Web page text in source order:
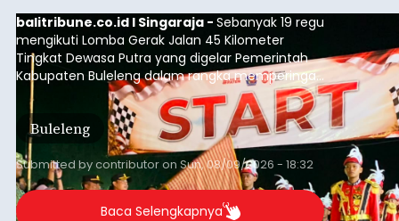
balitribune.co.id I Singaraja - Sebanyak 19 regu
mengikuti Lomba Gerak Jalan 45 Kilometer
Tingkat Dewasa Putra yang digelar Pemerintah
Kabupaten Buleleng dalam rangka memperingati
HUT ke-81 Kemerdekaan Republik Indonesia.
Lomba resmi dimulai dari Lapangan Sepak Bola
Desa Celukan Bawang, Sabtu (8/8/2026) malam.
Buleleng
Submitted bycontributoron Sun, 08/09/2026 - 18:32
Baca Selengkapnya